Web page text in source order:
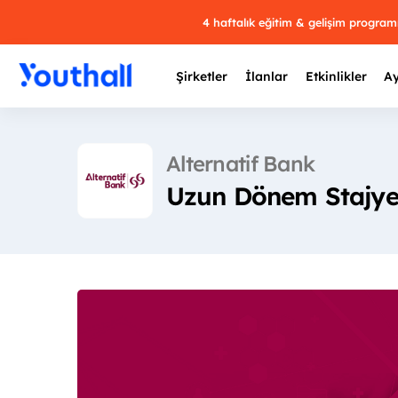
4 haftalık eğitim & gelişim
Şirketler İlanlar Etkinlikler
Alternatif Bank
Uzun Dönem